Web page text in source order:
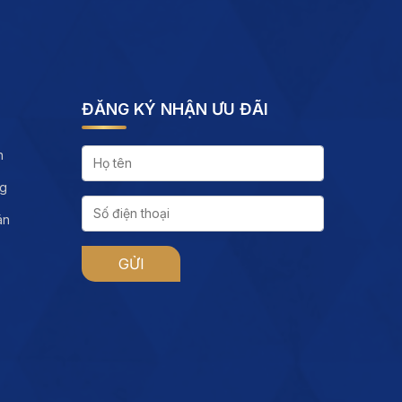
ĐĂNG KÝ NHẬN ƯU ĐÃI